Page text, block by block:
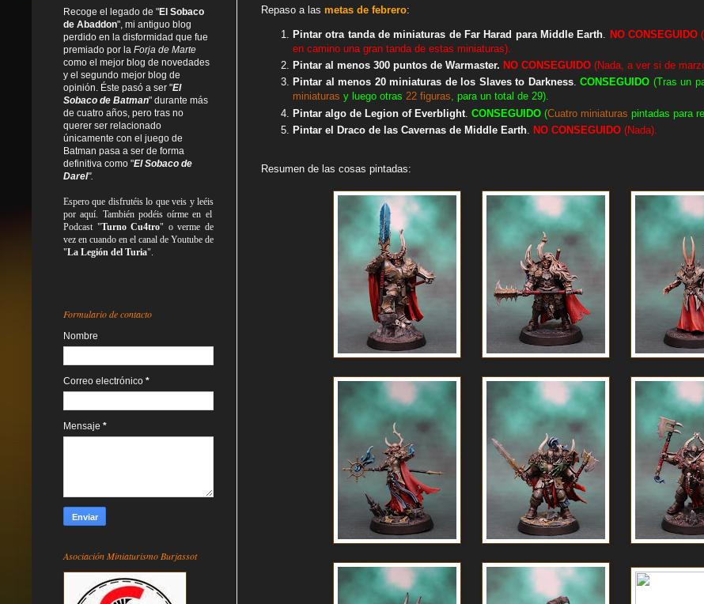
Repaso a las metas de febrero:
Pintar otra tanda de miniaturas de Far Harad para Middle Earth NO CONSEGUIDO
en camino una gran tanda de estas miniaturas).
Pintar al menos 300 puntos de Warmaster. NO CONSEGUIDO (Nada, a ver si de
Pintar al menos 20 miniaturas de los Slaves to Darkness. CONSEGUIDO (Tras un
miniaturas y luego otras 22 figuras, para un total de 29).
Pintar algo de Legion of Everblight CONSEGUIDO (Cuatro miniaturas pintadas para
Pintar el Draco de las Cavernas de Middle Earth
NO CONSEGUIDO (Nada).
Resumen de las cosas pintadas:
Recoge el legado de "El Sobaco
de Abaddon", mi antiguo blog
perdido en la disformidad que fue
premiado por la Forja de Marte
como el mejor blog de novedades
y el segundo mejor blog de
opinión. Éste pasó a ser "El
Sobaco de Batman" durante más
de cuatro años, pero tras no
querer ser relacionado
únicamente con el juego de
Batman pasa a ser de forma
definitiva como "El Sobaco de
Darel".
Espero que disfrutéis lo queveis yleéis
por aquí. También podéis oírme en el
Podcast "Turno Cu4tro" o verme de
vez en cuando en el canal de Youtube de
"La Legión del Turia".
Formulario de contacto
Nombre
Correo electrónico *
Mensaje *
Asociación Miniaturismo Burjassot